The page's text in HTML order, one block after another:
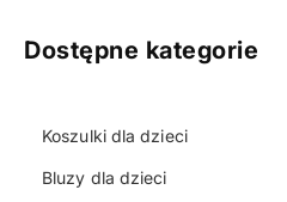
Dostępne kategorie
Koszulki dla dzieci
Bluzy dla dzieci